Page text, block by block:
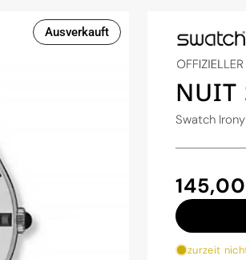
Ausverkauft
NUIT
Swatch
Normaler
Preis
zurzeit